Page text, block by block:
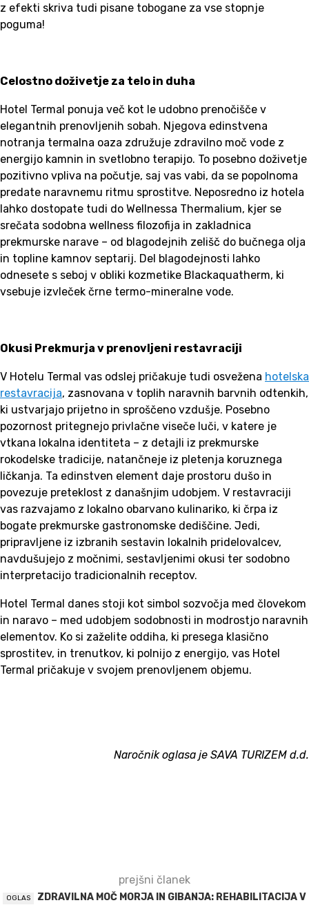
z efekti skriva tudi pisane tobogane za vse stopnje
poguma!
Celostno doživetje za telo in duha
Hotel Termal ponuja več kot le udobno prenočišče v
elegantnih prenovljenih sobah. Njegova edinstvena
notranja termalna oaza združuje zdravilno moč vode z
energijo kamnin in svetlobno terapijo. To posebno doživetje
pozitivno vpliva na počutje, saj vas vabi, da se popolnoma
predate naravnemu ritmu sprostitve. Neposredno iz hotela
lahko dostopate tudi do Wellnessa Thermalium, kjer se
srečata sodobna wellness filozofija in zakladnica
prekmurske narave – od blagodejnih zelišč do bučnega olja
in topline kamnov septarij. Del blagodejnosti lahko
odnesete s seboj v obliki kozmetike Blackaquatherm, ki
vsebuje izvleček črne termo-mineralne vode.
Okusi Prekmurja v prenovljeni restavraciji
V Hotelu Termal vas odslej pričakuje tudi osvežena hotelska
restavracija, zasnovana v toplih naravnih barvnih odtenkih,
ki ustvarjajo prijetno in sproščeno vzdušje. Posebno
pozornost pritegnejo privlačne viseče luči, v katere je
vtkana lokalna identiteta – z detajli iz prekmurske
rokodelske tradicije, natančneje iz pletenja koruznega
ličkanja. Ta edinstven element daje prostoru dušo in
povezuje preteklost z današnjim udobjem. V restavraciji
vas razvajamo z lokalno obarvano kulinariko, ki črpa iz
bogate prekmurske gastronomske dediščine. Jedi,
pripravljene iz izbranih sestavin lokalnih pridelovalcev,
navdušujejo z močnimi, sestavljenimi okusi ter sodobno
interpretacijo tradicionalnih receptov.
Hotel Termal danes stoji kot simbol sozvočja med človekom
in naravo – med udobjem sodobnosti in modrostjo naravnih
elementov. Ko si zaželite oddiha, ki presega klasično
sprostitev, in trenutkov, ki polnijo z energijo, vas Hotel
Termal pričakuje v svojem prenovljenem objemu.
Naročnik oglasa je SAVA TURIZEM d.d.
prejšni članek
ZDRAVILNA MOČ MORJA IN GIBANJA: REHABILITACIJA V